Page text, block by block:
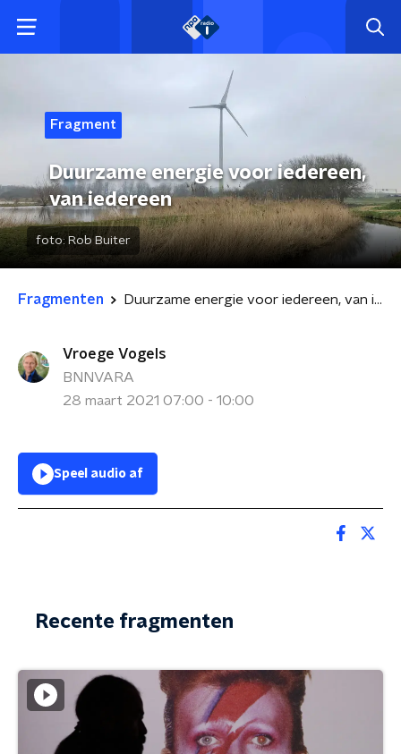
Fragment
Duurzame energie voor iedereen,
van iedereen
foto: Rob Buiter
Fragmenten Duurzame energie voor iedereen, van iedereen
Vroege Vogels
BNNVARA
28 maart 2021 07:00 - 10:00
Speel audio af
Recente fragmenten